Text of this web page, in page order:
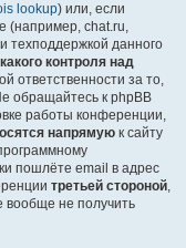
lookup) или, если
(например, chat.ru,
техподдержкой данного
контроля над
ответственности за то,
обращайтесь к phpBB
работы конференции,
напрямую к сайту
пошлёте email в адрес
третьей стороной,
вообще не получить